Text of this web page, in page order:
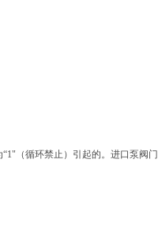
（循环禁止）引起的。进口泵阀门